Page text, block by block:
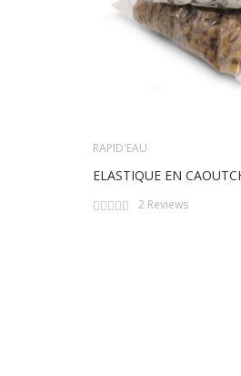
RAPID'EAU
ELASTIQUE EN
Rating:
2 Reviews